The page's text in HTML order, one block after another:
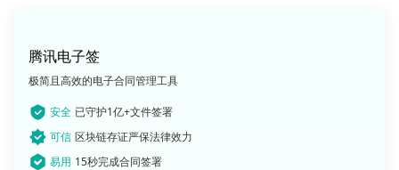
腾讯电子签
极简且高效的电子合同管理工具
安全 已守护1亿+文件签署
可信 区块链存证严保法律效力
易用 15秒完成合同签署